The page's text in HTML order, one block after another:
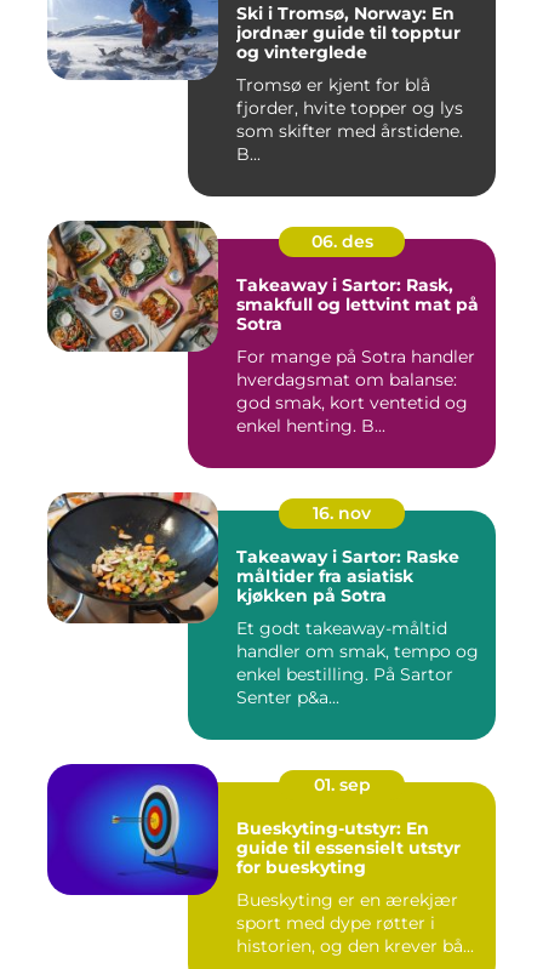
Ski i Tromsø, Norway: En
jordnær guide til topptur
og vinterglede
Tromsø er kjent for blå
fjorder, hvite topper og lys
som skifter med årstidene.
B...
06. des
Takeaway i Sartor: Rask,
smakfull og lettvint mat på
Sotra
For mange på Sotra handler
hverdagsmat om balanse:
god smak, kort ventetid og
enkel henting. B...
16. nov
Takeaway i Sartor: Raske
måltider fra asiatisk
kjøkken på Sotra
Et godt takeaway-måltid
handler om smak, tempo og
enkel bestilling. På Sartor
Senter p&a...
01. sep
Bueskyting-utstyr: En
guide til essensielt utstyr
for bueskyting
Bueskyting er en ærekjær
sport med dype røtter i
historien, og den krever bå...